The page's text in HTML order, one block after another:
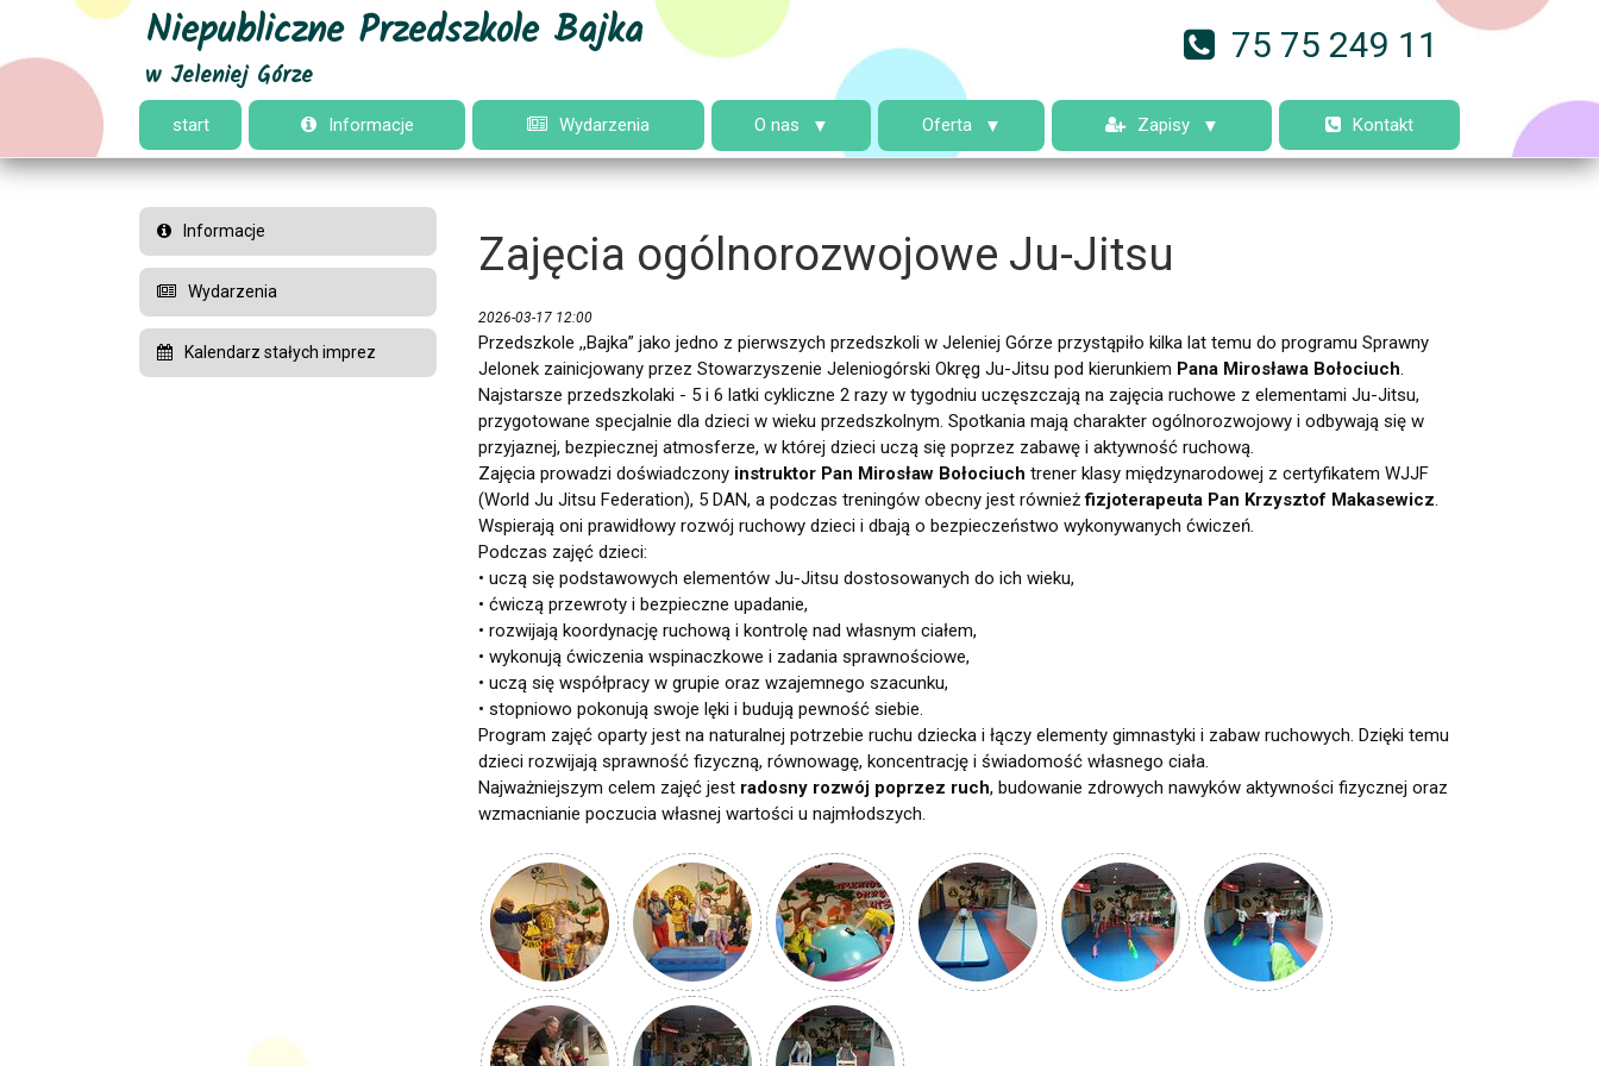
Niepubliczne Przedszkole Bajka
w Jeleniej Górze
75 75 249 11
start Informacje Wydarzenia O nas Oferta Zapisy Kontakt
Informacje
Wydarzenia
Kalendarz stałych imprez
Zajęcia ogólnorozwojowe Ju-Jitsu
2026-03-17 12:00
Przedszkole ,,Bajka” jako jedno z pierwszych przedszkoli w Jeleniej Górze przystąpiło kilka lat temu do programu Sprawny
Jelonek zainicjowany przez Stowarzyszenie Jeleniogórski Okręg Ju-Jitsu pod kierunkiem Pana Mirosława Bołociuch.
Najstarsze przedszkolaki - 5 i 6 latki cykliczne 2 razy w tygodniu uczęszczają na zajęcia ruchowe z elementami Ju-Jitsu,
przygotowane specjalnie dla dzieci w wieku przedszkolnym. Spotkania mają charakter ogólnorozwojowy i odbywają się w
przyjaznej, bezpiecznej atmosferze, w której dzieci uczą się poprzez zabawę i aktywność ruchową.
Zajęcia prowadzi doświadczony instruktor Pan Mirosław Bołociuch trener klasy międzynarodowej z certyfikatem WJJF
(World Ju Jitsu Federation), 5 DAN, a podczas treningów obecny jest równieżfizjoterapeuta Pan Krzysztof Makasewicz.
Wspierają oni prawidłowy rozwój ruchowy dzieci i dbają o bezpieczeństwo wykonywanych ćwiczeń.
Podczas zajęć dzieci:
• uczą się podstawowych elementów Ju-Jitsu dostosowanych do ich wieku,
• ćwiczą przewroty i bezpieczne upadanie,
• rozwijają koordynację ruchową i kontrolę nad własnym ciałem,
• wykonują ćwiczenia wspinaczkowe i zadania sprawnościowe,
• uczą się współpracy w grupie oraz wzajemnego szacunku,
• stopniowo pokonują swoje lęki i budują pewność siebie.
Program zajęć oparty jest na naturalnej potrzebie ruchu dziecka i łączy elementy gimnastyki i zabaw ruchowych. Dzięki temu
dzieci rozwijają sprawność fizyczną, równowagę, koncentrację i świadomość własnego ciała.
Najważniejszym celem zajęć jest radosny rozwój poprzez ruch, budowanie zdrowych nawyków aktywności fizycznej oraz
wzmacnianie poczucia własnej wartości u najmłodszych.